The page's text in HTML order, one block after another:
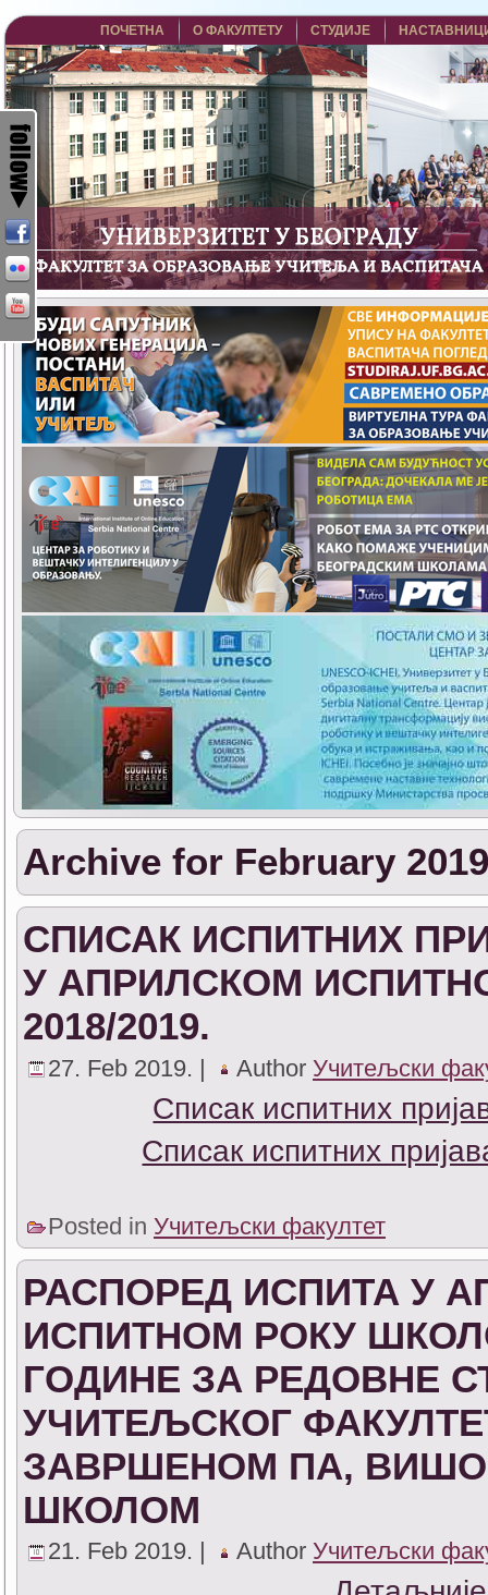
ПОЧЕТНА О ФАКУЛТЕТУ СТУДИЈЕ
Archive for February 2019
СПИСАК ИСПИТНИХ
У АПРИЛСКОМ
2018/2019.
27. Feb 2019. | Author Учитељски
Списак испитних
Списак испитних
Posted in Учитељски факултет
РАСПОРЕД ИСПИТА У
ИСПИТНОМ РОКУ
ГОДИНЕ ЗА РЕДОВНЕ
УЧИТЕЉСКОГ
ЗАВРШЕНОМ ПА,
ШКОЛОМ
21. Feb 2019. | Author Учитељски